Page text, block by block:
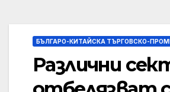
БЪЛГАРО-КИТАЙСКА ТЪРГОВСКО-
Различни